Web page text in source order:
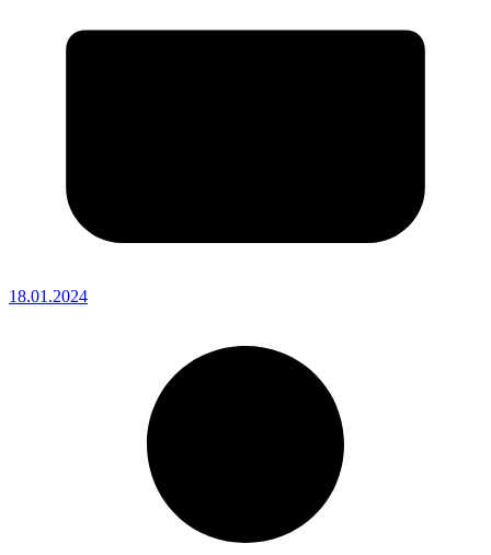
18.01.2024